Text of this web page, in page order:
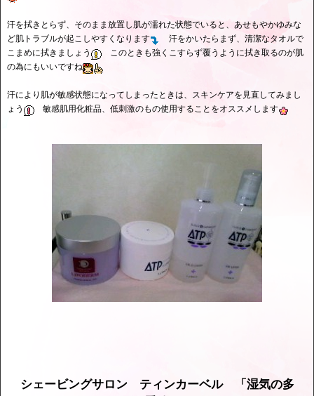
汗を拭きとらず、そのまま放置し肌が濡れた状態でいると、あせもやかゆみな
ど肌トラブルが起こしやすくなります
汗をかいたらまず、清潔なタオルで
こまめに拭きましょう
このときも強くこすらず覆うように拭き取るのが肌
の為にもいいですね
汗により肌が敏感状態になってしまったときは、スキンケアを見直してみまし
ょう
敏感肌用化粧品、低刺激のもの使用することをオススメします
シェービングサロン ティンカーベル 「湿気の多